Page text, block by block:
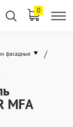
0
фасадные /
MFA